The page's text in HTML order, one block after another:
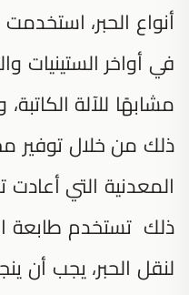
أنواع الحبر،
في أواخر الستينيات
مشابهًا للآلة
ذلك من خلال توفير
المعدنية التي
ذلك تستخدم طابعة
لنقل الحبر، يجب أن